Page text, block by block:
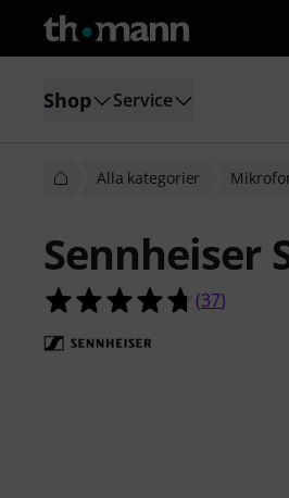
Shop Service
Alla kategorier
Sennheiser
4.7 av 5
(37)